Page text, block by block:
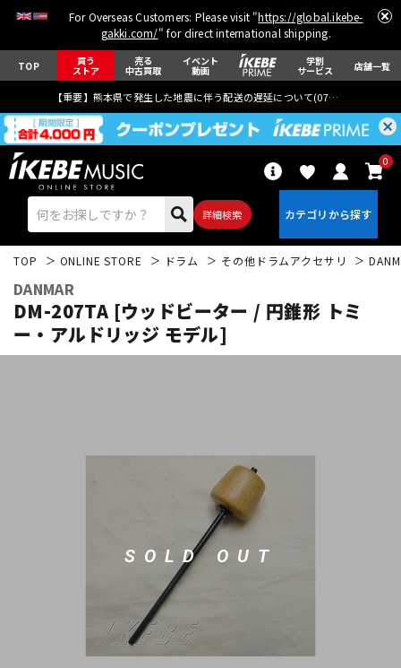
For Overseas Customers: Please visit "https://global.ikebe-
gakki.com/" for direct international shipping.
TOP 買う
ストア
売る
中古買取
イベント
動画
学割
サービス 店舗一覧
【重要】熊本県で発生した地震に伴う配送の遅延について(07月29日
詳細検索
0
パーカッション
キーボード 電子ピアノ
TOP ONLINE STORE ドラム その他ドラムアクセサリ
DANMAR
DM-207TA [ウッドビーター / 円錐形 トミ
ー・アルドリッジ モデル]
SOLD OUT